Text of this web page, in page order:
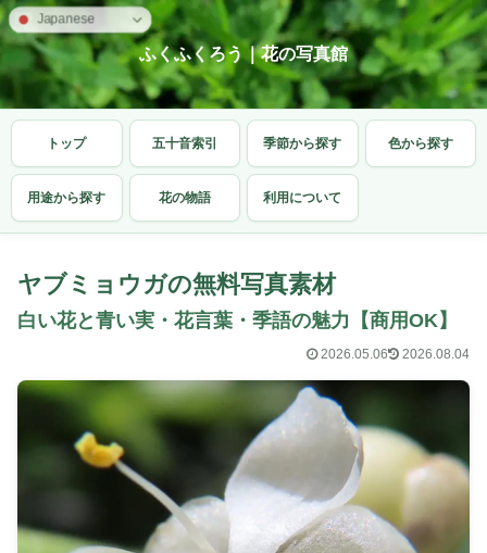
ふくふくろう｜花の写真館
トップ 五十音索引 季節から探す 色から探す
用途から探す 花の物語 利用について
ヤブミョウガの無料写真素材
白い花と青い実・花言葉・季語の魅力【商用OK】
2026.05.06 2026.08.04
Japanese